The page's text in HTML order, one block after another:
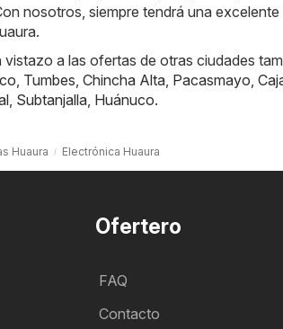
nosotros, siempre tendrá una excelente
a las ofertas de otras ciudades
Tumbes Chincha Alta Pacasmayo
Subtanjalla Huánuco.
Huaura Electrónica Huaura
Ofertero
FAQ
Contacto